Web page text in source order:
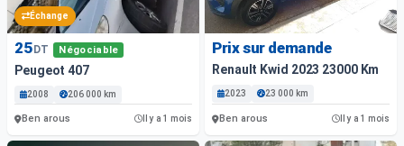
Échange
25 DT Négociable
Peugeot 407
2008 206 000 km
Ben arous Il y a 1 mois
Prix sur demande
Renault Kwid 2023 23000 Km
2023 23 000 km
Ben arous Il y a 1 mois